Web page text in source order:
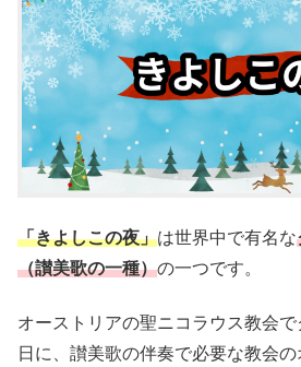
「きよしこの夜」は世界中で有名な
（讃美歌の一種）の一つです。
オーストリアの聖ニコラウス教会
日に、讃美歌の伴奏で必要な教会